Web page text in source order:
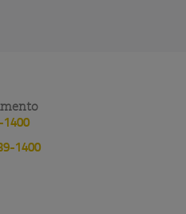
1400
1400